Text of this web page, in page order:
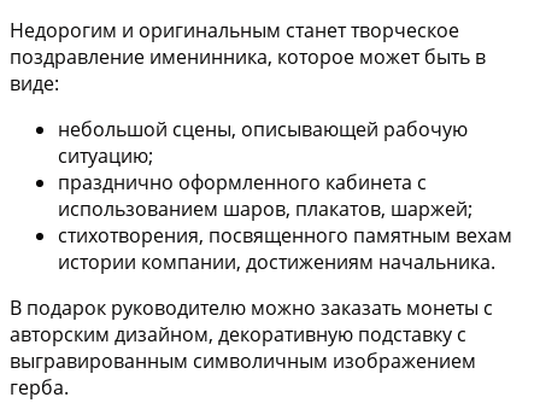
Недорогим и оригинальным станет творческое
поздравление именинника, которое может быть в
виде:
небольшой сцены, описывающей рабочую
ситуацию;
празднично оформленного кабинета с
использованием шаров, плакатов, шаржей;
стихотворения, посвященного памятным вехам
истории компании, достижениям начальника.
В подарок руководителю можно заказать монеты с
авторским дизайном, декоративную подставку с
выгравированным символичным изображением
герба.